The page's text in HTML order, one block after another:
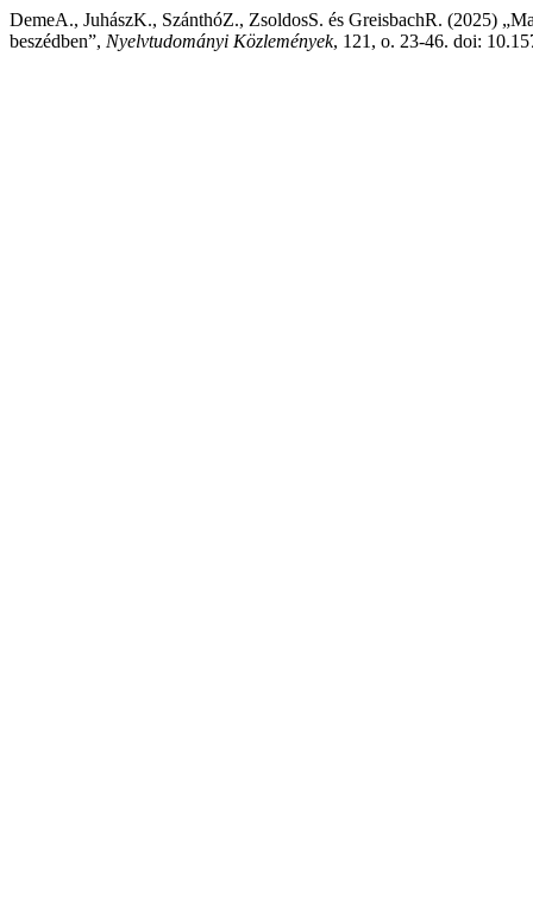
DemeA., JuhászK., SzánthóZ., ZsoldosS. és GreisbachR. (2025)
beszédben”, Nyelvtudományi Közlemények, 121, o. 23-46. doi: